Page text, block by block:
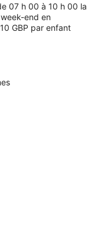
prestations comme
pour les
un service de
est disponible
L'hébergement
cocktail après une
l'espace
profiter d'un
h 00 à 10 h 00 et le
07 h 00 à 10 h 00 la
end en
GBP par enfant